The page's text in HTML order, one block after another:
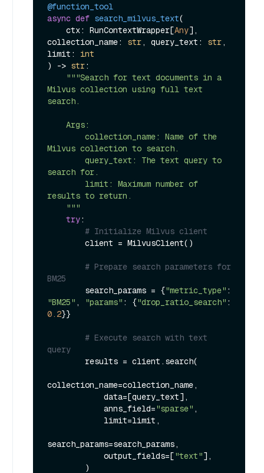
@function_tool
async def search_milvus_text(
    ctx: RunContextWrapper[
Any],
collection_name: str, query_text: str,
limit: int
) -> str:
"""Search for text documents in a
Milvus collection using full text
search.
Milvus collection to search.
search for.
results to return.
    """
try:
# Initialize Milvus client
# Prepare search parameters for
BM25
        search_params = {
"metric_type"
"BM25" , "params" : {"drop_ratio_search"
0.2}}
# Execute search with text
query
collection_name=collection_name,
            anns_field=
"sparse" ,
search_params=search_params,
            output_fields=[
"text"],